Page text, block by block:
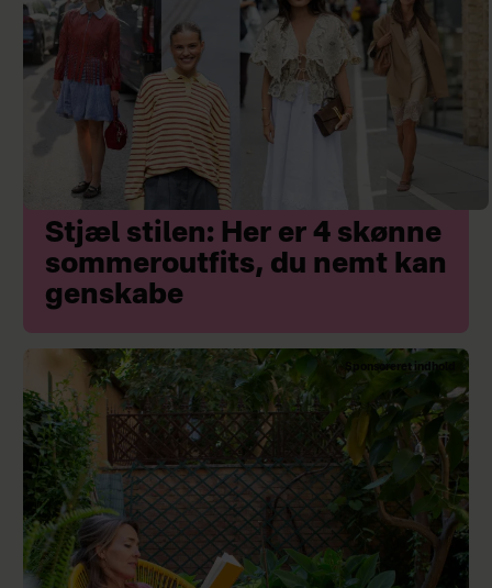
Stjæl stilen: Her er 4 skønne
sommeroutfits, du nemt kan
genskabe
Sponsoreret indhold